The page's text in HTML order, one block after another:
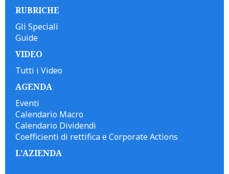
RUBRICHE
Gli Speciali
Guide
VIDEO
Tutti i Video
AGENDA
Eventi
Calendario Macro
Calendario Dividendi
Coefficienti di rettifica e Corporate Actions
L'AZIENDA